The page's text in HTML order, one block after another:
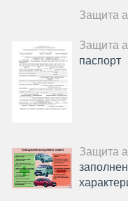
Защита
Защита
паспорт
Защита